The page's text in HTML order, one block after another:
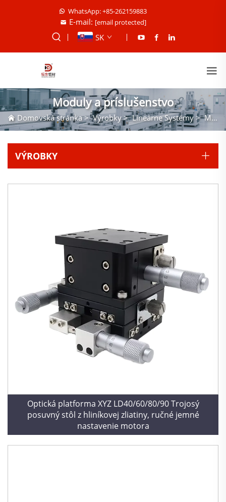
WhatsApp: +85-262159883
E-mail: [email protected]
SK
Moduly a príslušenstvo
Domovská stránka>Výrobky>Lineárne Systémy >Moduly a príslušenstvo
VÝROBKY
Optická platforma XYZ LD40/60/80/90 Trojosý
posuvný stôl z hliníkovej zliatiny, ručné jemné
nastavenie motora